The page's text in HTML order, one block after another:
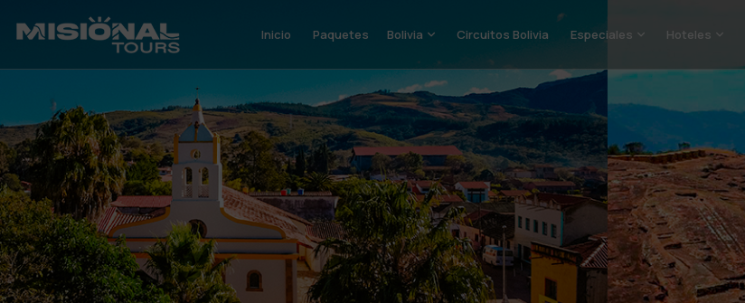
Inicio Paquetes Bolivia Circuitos Bolivia Especiales Hoteles